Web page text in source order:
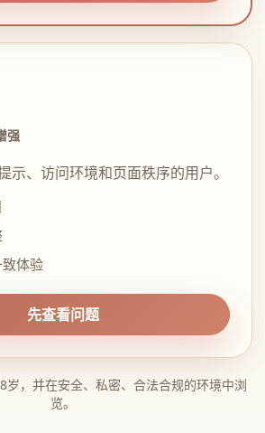
强
示、访问环境和页面秩序的用户。
体验
先查看问题
岁，并在安全、私密、合法合规的环境中浏
览。